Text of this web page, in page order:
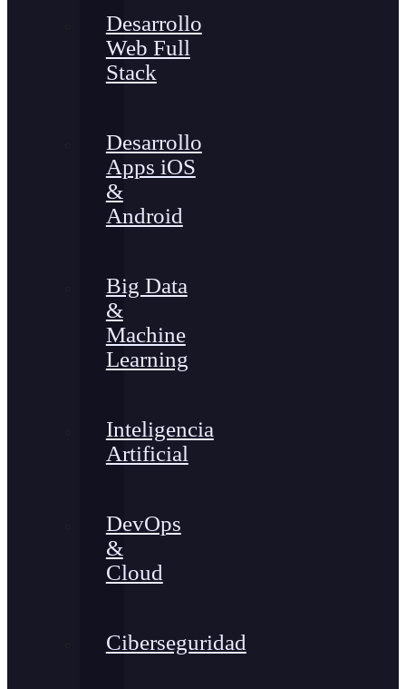
Desarrollo
Web Full
Stack
Desarrollo
Apps iOS
&
Android
Big Data
&
Machine
Learning
Inteligencia
Artificial
DevOps
&
Cloud
Ciberseguridad